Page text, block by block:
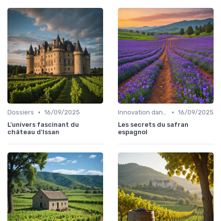
Dossiers • 16/09/2025
L'univers fascinant du
château d'Issan
Innovation dans la food • 16/09/2025
Les secrets du safran
espagnol